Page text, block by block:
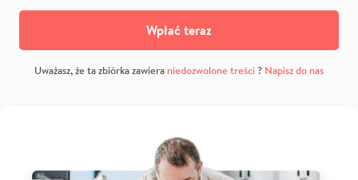
Wpłać teraz
Uważasz, że ta zbiórka zawiera niedozwolone treści? Napisz do nas